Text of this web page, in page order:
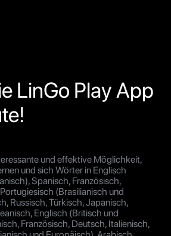
LinGo Play App
und effektive Möglichkeit,
und sich Wörter in Englisch
Spanisch, Französisch,
(Brasilianisch und
Russisch, Türkisch, Japanisch,
Englisch (Britisch und
Französisch, Deutsch, Italienisch,